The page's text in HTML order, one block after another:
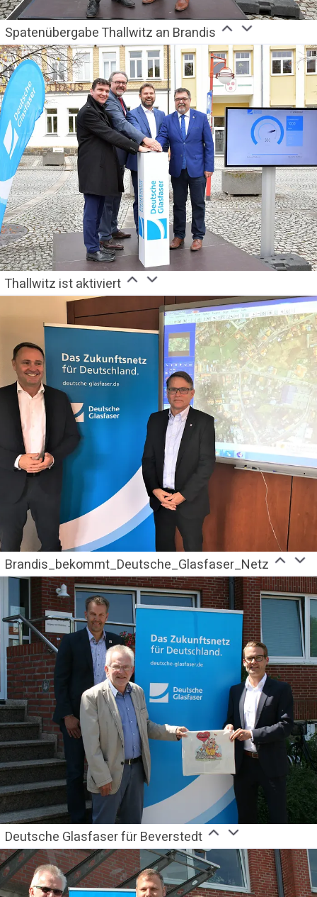
Spatenübergabe Thallwitz an Brandis
Thallwitz ist aktiviert
Brandis_bekommt_Deutsche_Glasfaser_Netz
Deutsche Glasfaser für Beverstedt